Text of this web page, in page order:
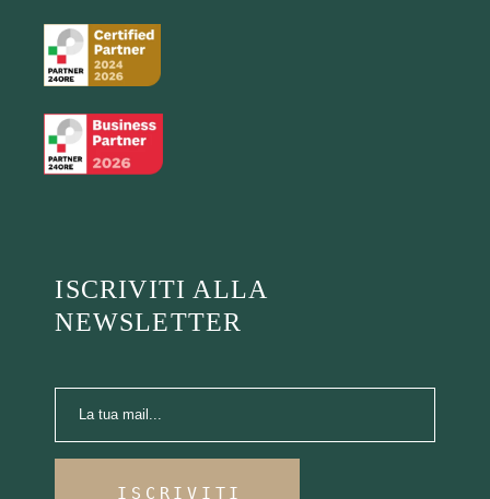
ISCRIVITI ALLA
NEWSLETTER
ISCRIVITI